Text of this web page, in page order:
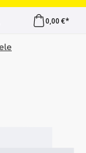
0,00 €*